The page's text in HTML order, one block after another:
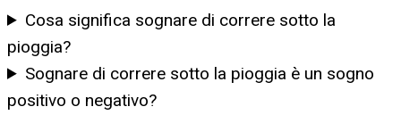
Cosa significa sognare di correre sotto la
pioggia?
Sognare di correre sotto la pioggia è un sogno
positivo o negativo?